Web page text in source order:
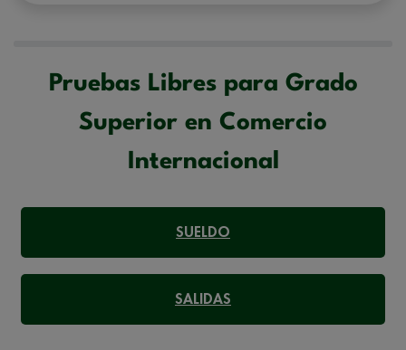
Pruebas Libres para Grado
Superior en Comercio
Internacional
SUELDO
SALIDAS